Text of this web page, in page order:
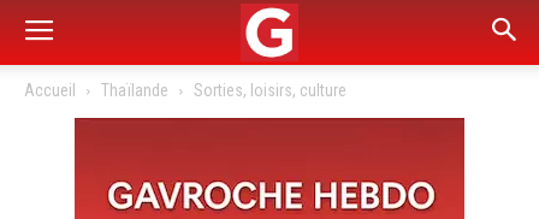
Accueil Thaïlande Sorties, loisirs, culture